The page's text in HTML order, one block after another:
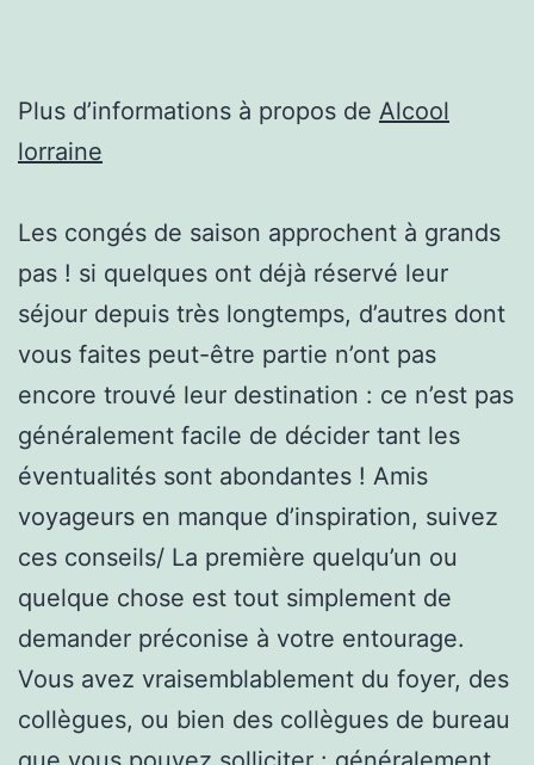
Plus d’informations à propos de Alcool
lorraine
Les congés de saison approchent à grands
pas ! si quelques ont déjà réservé leur
séjour depuis très longtemps, d’autres dont
vous faites peut-être partie n’ont pas
encore trouvé leur destination : ce n’est pas
généralement facile de décider tant les
éventualités sont abondantes ! Amis
voyageurs en manque d’inspiration, suivez
ces conseils/ La première quelqu’un ou
quelque chose est tout simplement de
demander préconise à votre entourage.
Vous avez vraisemblablement du foyer, des
collègues, ou bien des collègues de bureau